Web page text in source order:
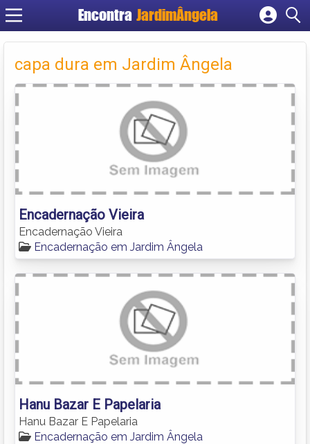
EncontraJardimÂngela
Cadastrar empresa
Fazer login
Criar conta
capa dura em Jardim Ângela
Encadernação Vieira
Encadernação Vieira
Encadernação em Jardim Ângela
Hanu Bazar E Papelaria
Hanu Bazar E Papelaria
Encadernação em Jardim Ângela